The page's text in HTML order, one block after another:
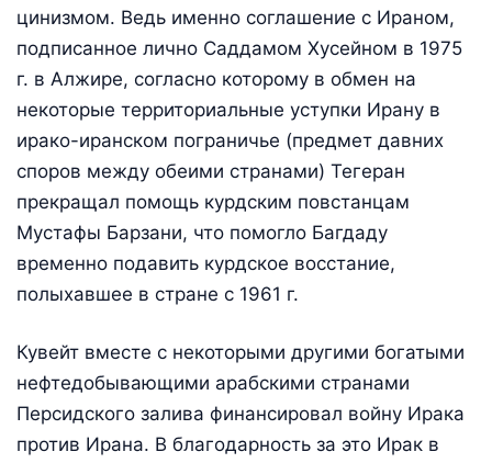
цинизмом. Ведь именно соглашение с Ираном,
подписанное лично Саддамом Хусейном в 1975
г. в Алжире, согласно которому в обмен на
некоторые территориальные уступки Ирану в
ирако-иранском пограничье (предмет давних
споров между обеими странами) Тегеран
прекращал помощь курдским повстанцам
Мустафы Барзани, что помогло Багдаду
временно подавить курдское восстание,
полыхавшее в стране с 1961 г.
Кувейт вместе с некоторыми другими богатыми
нефтедобывающими арабскими странами
Персидского залива финансировал войну Ирака
против Ирана. В благодарность за это Ирак в